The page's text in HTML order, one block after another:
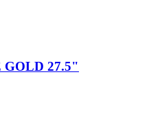
GOLD 27.5"